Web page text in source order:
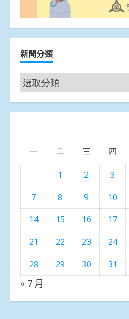
新聞分類
新
聞
分
一 二 三 四
1 2 3
7
8 9 10
14
15 16 17
21
22 23 24
28
29 30 31
« 7 月